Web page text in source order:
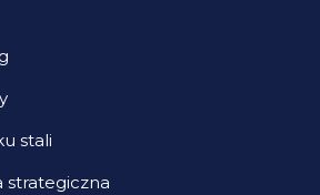
stali
strategiczna